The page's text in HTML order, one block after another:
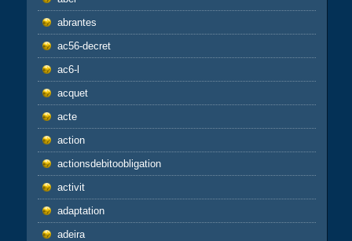
abrantes
ac56-decret
ac6-l
acquet
acte
action
actionsdebitoobligation
activit
adaptation
adeira